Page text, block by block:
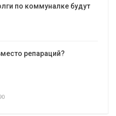
по коммуналке будут
репараций?